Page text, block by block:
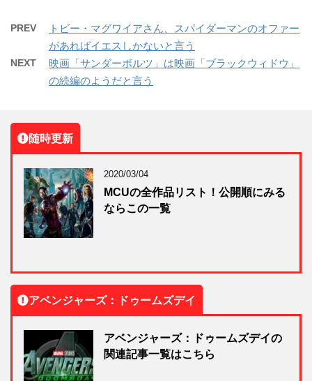
PREV
トビー・マグワイアさん、スパイダーマンのオファー
があればイエスしかないと言う
NEXT
映画「サンダーボルツ」は映画「ブラックウィドウ」
の続編のようだと言う
随時更新
2020/03/04
MCUの全作品リスト！公開順にみる
ならこの一覧
アベンジャーズ：ドゥームズデイ
アベンジャーズ：ドゥームズデイの
関連記事一覧はこちら